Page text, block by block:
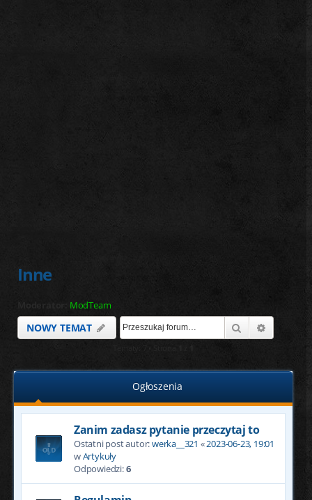
Inne
ModTeam
NOWY TEMAT Szukaj
Ogłoszenia
Zanim zadasz pytanie przeczytaj to
Ostatni post autor:werka__321 «2023-06-23, 19:01
wArtykuły
Odpowiedzi:6